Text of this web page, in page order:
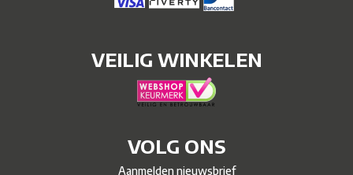
VEILIG WINKELEN
VOLG ONS
Aanmelden nieuwsbrief